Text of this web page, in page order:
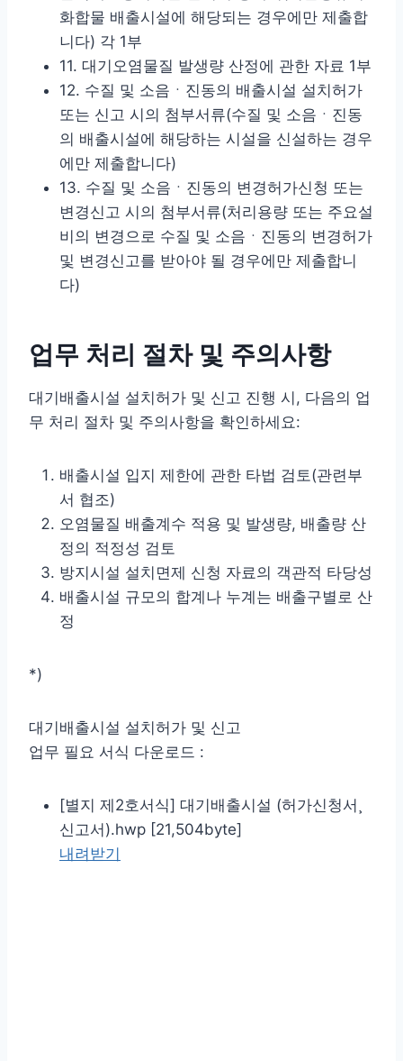
화합물 배출시설에 해당되는 경우에만 제출합
니다) 각 1부
11. 대기오염물질 발생량 산정에 관한 자료 1부
12. 수질 및 소음ㆍ진동의 배출시설 설치허가
또는 신고 시의 첨부서류(수질 및 소음ㆍ진동
의 배출시설에 해당하는 시설을 신설하는 경우
에만 제출합니다)
13. 수질 및 소음ㆍ진동의 변경허가신청 또는
변경신고 시의 첨부서류(처리용량 또는 주요설
비의 변경으로 수질 및 소음ㆍ진동의 변경허가
및 변경신고를 받아야 될 경우에만 제출합니
다)
업무 처리 절차 및 주의사항
대기배출시설 설치허가 및 신고 진행 시, 다음의 업
무 처리 절차 및 주의사항을 확인하세요:
배출시설 입지 제한에 관한 타법 검토(관련부
서 협조)
오염물질 배출계수 적용 및 발생량, 배출량 산
정의 적정성 검토
방지시설 설치면제 신청 자료의 객관적 타당성
배출시설 규모의 합계나 누계는 배출구별로 산
정
*)
대기배출시설 설치허가 및 신고
업무 필요 서식 다운로드 :
[별지 제2호서식] 대기배출시설 (허가신청서¸
신고서).hwp [21,504byte]
내려받기